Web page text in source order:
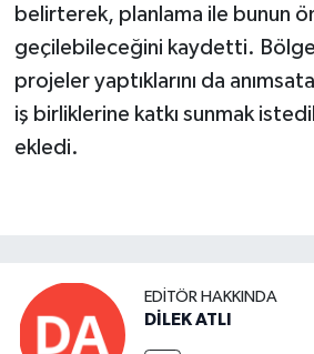
belirterek, planlama ile bunun
geçilebileceğini kaydetti. Bölge
projeler yaptıklarını da
iş birliklerine katkı sunmak
ekledi.
EDITÖR HAKKINDA
DİLEK ATLI